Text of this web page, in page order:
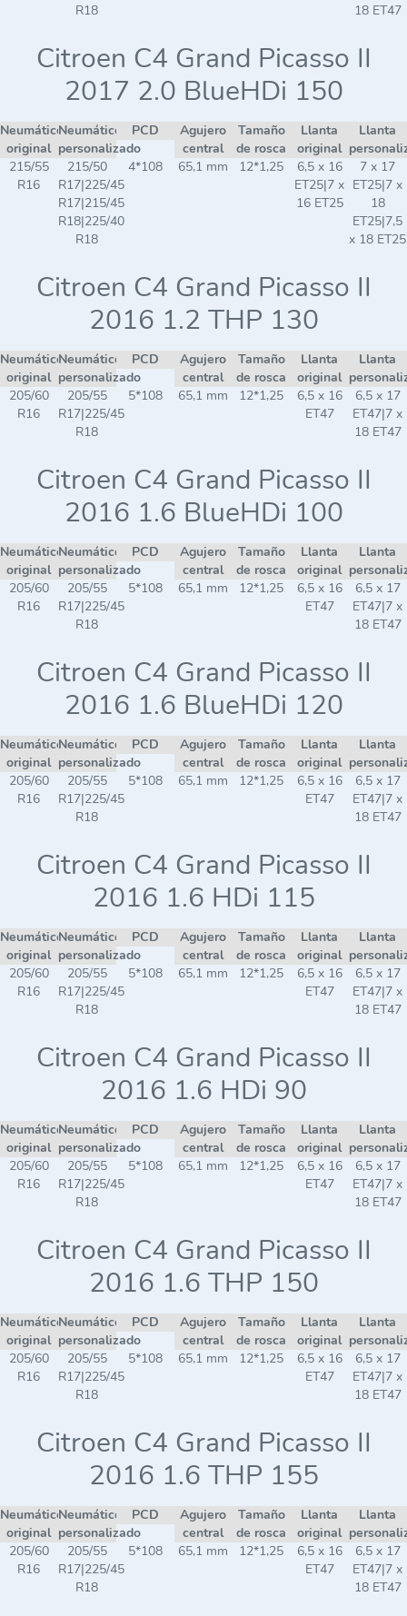
R18
18 ET47
Citroen C4 Grand Picasso II
2017 2.0 BlueHDi 150
Neumático
original
Neumático
personalizado
PCD
Agujero
central
Tamaño
de rosca
Llanta
original
Llanta
215/55
R16
215/50
R17|225/45
R17|215/45
R18|225/40
R18
4*108 65,1 mm 12*1,25
6,5 x 16
ET25|7 x
16 ET25
7 x 17
ET25|7 x
18
ET25|7,5
x 18 ET25
Citroen C4 Grand Picasso II
2016 1.2 THP 130
Neumático
original
Neumático
personalizado
PCD
Agujero
central
Tamaño
de rosca
Llanta
original
Llanta
205/60
R16
205/55
R17|225/45
R18
5*108 65,1 mm 12*1,25
6,5 x 16
ET47
6,5 x 17
ET47|7 x
18 ET47
Citroen C4 Grand Picasso II
2016 1.6 BlueHDi 100
Neumático
original
Neumático
personalizado
PCD
Agujero
central
Tamaño
de rosca
Llanta
original
Llanta
205/60
R16
205/55
R17|225/45
R18
5*108 65,1 mm 12*1,25
6,5 x 16
ET47
6,5 x 17
ET47|7 x
18 ET47
Citroen C4 Grand Picasso II
2016 1.6 BlueHDi 120
Neumático
original
Neumático
personalizado
PCD
Agujero
central
Tamaño
de rosca
Llanta
original
Llanta
205/60
R16
205/55
R17|225/45
R18
5*108 65,1 mm 12*1,25
6,5 x 16
ET47
6,5 x 17
ET47|7 x
18 ET47
Citroen C4 Grand Picasso II
2016 1.6 HDi 115
Neumático
original
Neumático
personalizado
PCD
Agujero
central
Tamaño
de rosca
Llanta
original
Llanta
205/60
R16
205/55
R17|225/45
R18
5*108 65,1 mm 12*1,25
6,5 x 16
ET47
6,5 x 17
ET47|7 x
18 ET47
Citroen C4 Grand Picasso II
2016 1.6 HDi 90
Neumático
original
Neumático
personalizado
PCD
Agujero
central
Tamaño
de rosca
Llanta
original
Llanta
205/60
R16
205/55
R17|225/45
R18
5*108 65,1 mm 12*1,25
6,5 x 16
ET47
6,5 x 17
ET47|7 x
18 ET47
Citroen C4 Grand Picasso II
2016 1.6 THP 150
Neumático
original
Neumático
personalizado
PCD
Agujero
central
Tamaño
de rosca
Llanta
original
Llanta
205/60
R16
205/55
R17|225/45
R18
5*108 65,1 mm 12*1,25
6,5 x 16
ET47
6,5 x 17
ET47|7 x
18 ET47
Citroen C4 Grand Picasso II
2016 1.6 THP 155
Neumático
original
Neumático
personalizado
PCD
Agujero
central
Tamaño
de rosca
Llanta
original
Llanta
205/60
R16
205/55
R17|225/45
R18
5*108 65,1 mm 12*1,25
6,5 x 16
ET47
6,5 x 17
ET47|7 x
18 ET47